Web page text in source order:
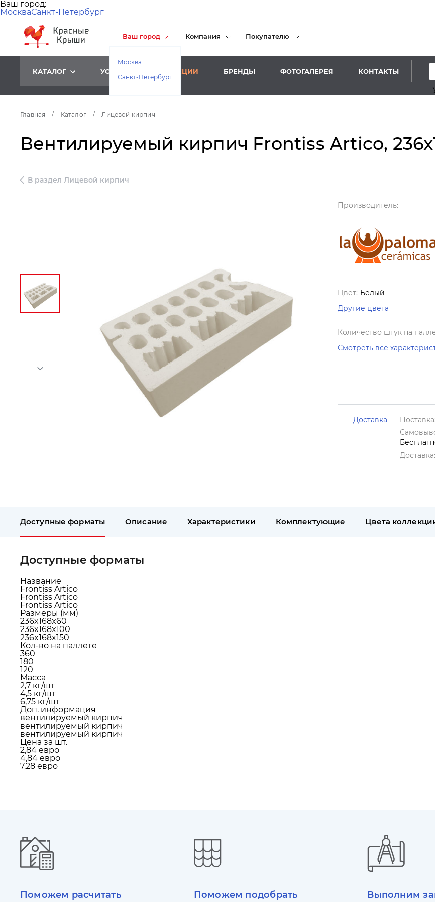
Ваш город:
МоскваСанкт-Петербург
Ваш город
Москва
Санкт-Петербург
Компания Покупателю
КАТАЛОГ УСЛУГИ АКЦИИ БРЕНДЫ ФОТОГАЛЕРЕЯ КОНТАКТЫ
Главная / Каталог / Лицевой кирпич
Вентилируемый кирпич Frontiss Artico,
В раздел Лицевой кирпич
Производитель:
Цвет: Белый
Другие цвета
Количество штук на
Смотреть все
Доставка Поставка:
Доставка:
Доступные форматы Описание Характеристики Комплектующие Цвета
Доступные форматы
Название
Frontiss Artico
Frontiss Artico
Frontiss Artico
Размеры (мм)
236x168x60
236x168x100
236x168x150
Кол-во на паллете
360
180
120
Масса
2,7 кг/шт
4,5 кг/шт
6,75 кг/шт
Доп. информация
вентилируемый кирпич
вентилируемый кирпич
вентилируемый кирпич
Цена за шт.
2,84 евро
4,84 евро
7,28 евро
Поможем расчитать
Поможем подобрать
Выполним